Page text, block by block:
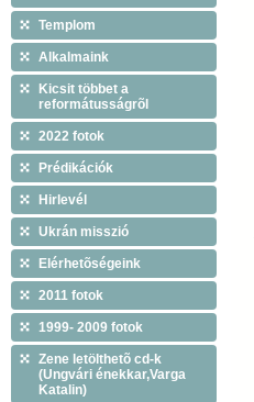
Templom
Alkalmaink
Kicsit többet a
reformátusságrõl
2022 fotok
Prédikációk
Hirlevél
Ukrán misszió
Elérhetõségeink
2011 fotok
1999- 2009 fotok
Zene letölthetõ cd-k
(Ungvári énekkar,Varga
Katalin)